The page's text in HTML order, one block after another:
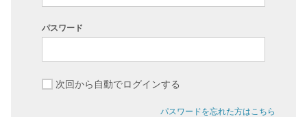
パスワード
次回から自動でログインする
パスワードを忘れた方はこちら